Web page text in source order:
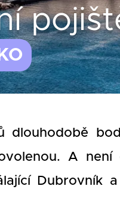
dlouhodobě
A není
Dubrovník